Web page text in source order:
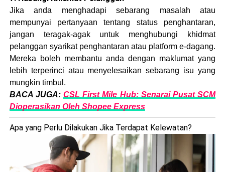
Jika anda menghadapi sebarang masalah atau
mempunyai pertanyaan tentang status penghantaran,
jangan teragak-agak untuk menghubungi khidmat
pelanggan syarikat penghantaran atau platform e-dagang.
Mereka boleh membantu anda dengan maklumat yang
lebih terperinci atau menyelesaikan sebarang isu yang
mungkin timbul.
BACA JUGA:CSL First Mile Hub: Senarai Pusat SCM
Dioperasikan Oleh Shopee Express
Apa yang Perlu Dilakukan Jika Terdapat Kelewatan?